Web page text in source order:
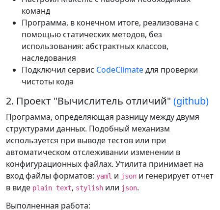
команд
Программа, в конечном итоге, реализована с
помощью статических методов, без
использования: абстрактных классов,
наследования
Подключил сервис CodeClimateдля проверки
чистоты кода
2. Проект "Вычислитель отличий" (github)
Программа, определяющая разницу между двумя
структурами данных. Подобный механизм
используется при выводе тестов или при
автоматическом отслеживании изменении в
конфигурационных файлах. Утилита принимает на
вход файлы форматов: yaml и json и генерирует отчет
в виде plain text, stylish или json.
Выполненная работа: